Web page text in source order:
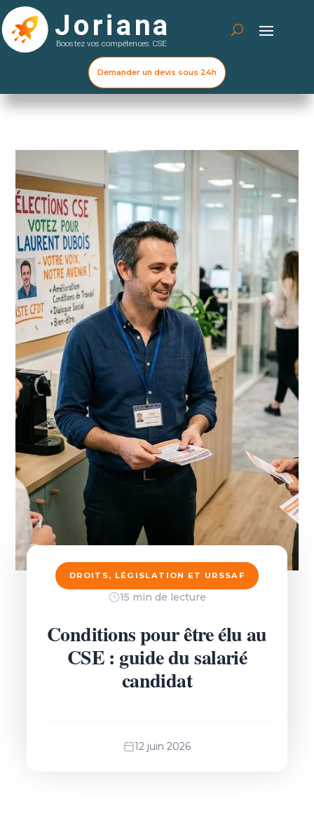
Demander un devis sous 24h
DROITS, LÉGISLATION ET URSSAF
15 min de lecture
Conditions pour être élu au
CSE : guide du salarié
candidat
12 juin 2026